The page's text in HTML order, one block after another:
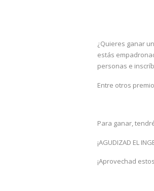
¿Quieres ganar
estás
personas e
Entre otros
Para ganar,
¡AGUDIZAD EL
¡Aprovechad